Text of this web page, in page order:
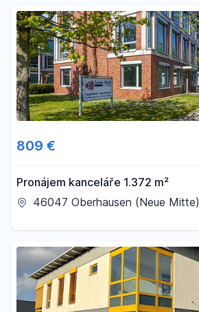
809 €
Pronájem kanceláře 1.372 m²
46047 Oberhausen (Neue Mitte)